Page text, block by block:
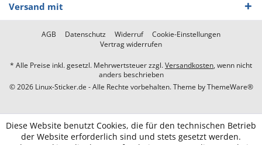
Versand mit
AGB Datenschutz Widerruf
Cookie-Einstellungen
Vertrag widerrufen
* Alle Preise inkl. gesetzl. Mehrwertsteuer zzgl.Versandkosten, wenn nicht
anders beschrieben
© 2026 Linux-Sticker.de - Alle Rechte vorbehalten. Theme byThemeWare®
Diese Website benutzt Cookies, die für den technischen Betrieb
der Website erforderlich sind und stets gesetzt werden.